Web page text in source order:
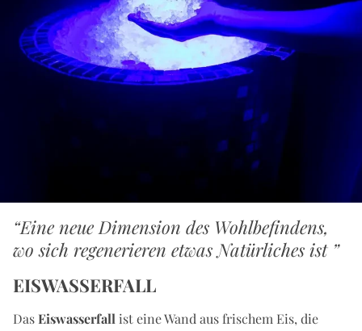
“Eine neue Dimension des Wohlbefindens,
wo sich regenerieren etwas Natürliches ist ”
EISWASSERFALL
DasEiswasserfall ist eine Wand aus frischem Eis, die